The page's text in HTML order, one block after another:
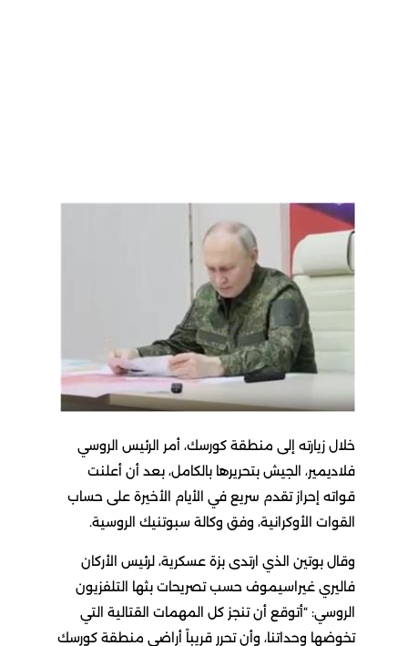
خلال زيارته إلى منطقة كورسك، أمر الرئيس الروسي
فلاديمير، الجيش بتحريرها بالكامل، بعد أن أعلنت
قواته إحراز تقدم سريع في الأيام الأخيرة على حساب
القوات الأوكرانية، وفق وكالة سبوتنيك الروسية.
وقال بوتين الذي ارتدى بزة عسكرية، لرئيس الأركان
فاليري غيراسيموف حسب تصريحات بثها التلفزيون
الروسي: “أتوقع أن تنجز كل المهمات القتالية التي
تخوضها وحداتنا، وأن تحرر قريباً أراضي منطقة كورسك